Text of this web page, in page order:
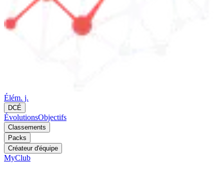
Élém. j.
DCÉ
ÉvolutionsObjectifs
Classements
Packs
Créateur d'équipe
MyClub